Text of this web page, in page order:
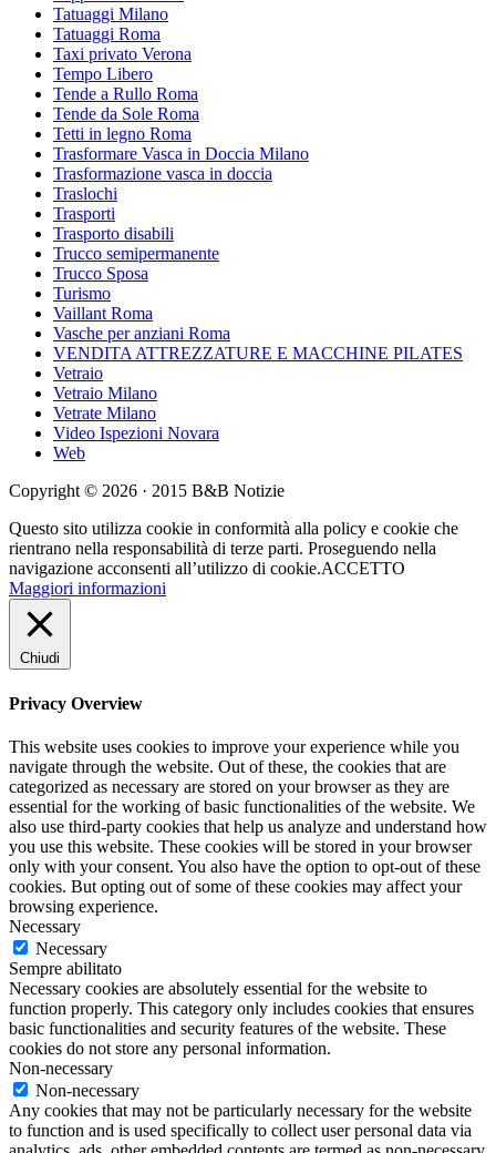
Tatuaggi Milano
Tatuaggi Roma
Taxi privato Verona
Tempo Libero
Tende a Rullo Roma
Tende da Sole Roma
Tetti in legno Roma
Trasformare Vasca in Doccia Milano
Trasformazione vasca in doccia
Traslochi
Trasporti
Trasporto disabili
Trucco semipermanente
Trucco Sposa
Turismo
Vaillant Roma
Vasche per anziani Roma
VENDITA ATTREZZATURE E MACCHINE PILATES
Vetraio
Vetraio Milano
Vetrate Milano
Video Ispezioni Novara
Web
Copyright © 2026 · 2015 B&B Notizie
Questo sito utilizza cookie in conformità alla policy e cookie che
rientrano nella responsabilità di terze parti. Proseguendo nella
navigazione acconsenti all’utilizzo di cookie.ACCETTO
Maggiori informazioni
Chiudi
Privacy Overview
This website uses cookies to improve your experience while you
navigate through the website. Out of these, the cookies that are
categorized as necessary are stored on your browser as they are
essential for the working of basic functionalities of the website. We
also use third-party cookies that help us analyze and understand how
you use this website. These cookies will be stored in your browser
only with your consent. You also have the option to opt-out of these
cookies. But opting out of some of these cookies may affect your
browsing experience.
Necessary
Necessary
Sempre abilitato
Necessary cookies are absolutely essential for the website to
function properly. This category only includes cookies that ensures
basic functionalities and security features of the website. These
cookies do not store any personal information.
Non-necessary
Non-necessary
Any cookies that may not be particularly necessary for the website
to function and is used specifically to collect user personal data via